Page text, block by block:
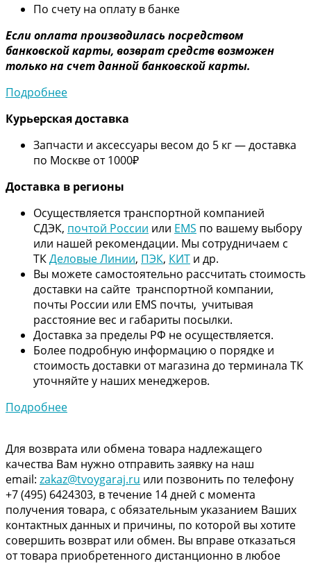
По счету на оплату в банке
Если оплата производилась посредством
банковской карты, возврат средств возможен
только на счет данной банковской карты.
Подробнее
Курьерская доставка
Запчасти и аксессуары весом до 5 кг — доставка
по Москве от 1000₽
Доставка в регионы
Осуществляется транспортной компанией
СДЭК, почтой России или EMS по вашему выбору
или нашей рекомендации. Мы сотрудничаем с
ТКДеловые Линии, ПЭК, КИТ и др.
Вы можете самостоятельно рассчитать стоимость
доставки на сайте транспортной компании,
почты России или EMS почты, учитывая
расстояние вес и габариты посылки.
Доставка за пределы РФ не осуществляется.
Более подробную информацию о порядке и
стоимость доставки от магазина до терминала ТК
уточняйте у наших менеджеров.
Подробнее
Для возврата или обмена товара надлежащего
качества Вам нужно отправить заявку на наш
email: zakaz@tvoygaraj.ru или позвонить по телефону
+7 (495) 6424303, в течение 14 дней с момента
получения товара, с обязательным указанием Ваших
контактных данных и причины, по которой вы хотите
совершить возврат или обмен. Вы вправе отказаться
от товара приобретенного дистанционно в любое